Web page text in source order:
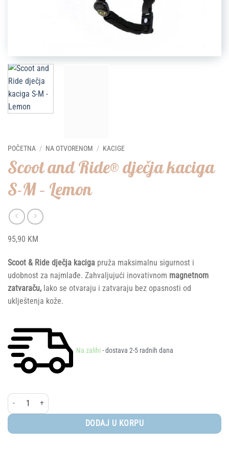
POČETNA / NA OTVORENOM / KACIGE
Scoot and Ride® dječja kaciga
S-M – Lemon
95,90 KM
Scoot & Ride dječja kaciga pruža maksimalnu sigurnost i
udobnost za najmlađe. Zahvaljujući inovativnom magnetnom
zatvaraču, lako se otvaraju i zatvaraju bez opasnosti od
uklještenja kože.
Na zalihi - dostava 2-5 radnih dana
Scoot and Ride® dječja kaciga S-M - Lemon količina
DODAJ U KORPU